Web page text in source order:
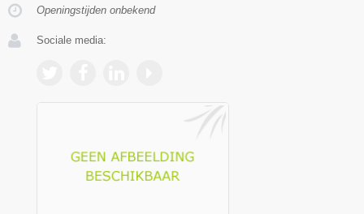
Openingstijden onbekend
Sociale media: